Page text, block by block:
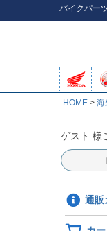
バイクパー
HOME 海
ゲスト 様
通販